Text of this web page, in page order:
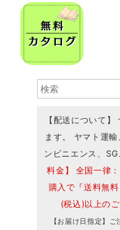
【配送について
ます。 ヤマト運
ンビニエンス、
料金】 全国一律
購入で『送料無
(税込)以上の
【お届け日指定】